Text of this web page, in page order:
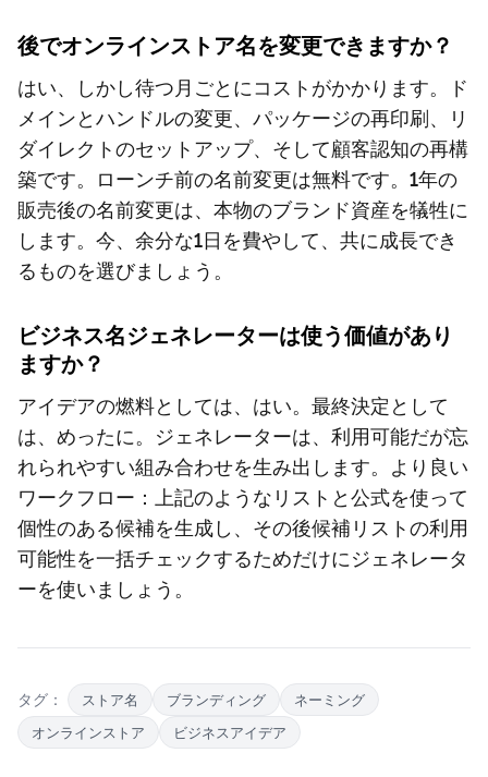
後でオンラインストア名を変更できますか？
はい、しかし待つ月ごとにコストがかかります。ド
メインとハンドルの変更、パッケージの再印刷、リ
ダイレクトのセットアップ、そして顧客認知の再構
築です。ローンチ前の名前変更は無料です。1年の
販売後の名前変更は、本物のブランド資産を犠牲に
します。今、余分な1日を費やして、共に成長でき
るものを選びましょう。
ビジネス名ジェネレーターは使う価値があり
ますか？
アイデアの燃料としては、はい。最終決定として
は、めったに。ジェネレーターは、利用可能だが忘
れられやすい組み合わせを生み出します。より良い
ワークフロー：上記のようなリストと公式を使って
個性のある候補を生成し、その後候補リストの利用
可能性を一括チェックするためだけにジェネレータ
ーを使いましょう。
タグ： ストア名 ブランディング
ネーミング
オンラインストア
ビジネスアイデア